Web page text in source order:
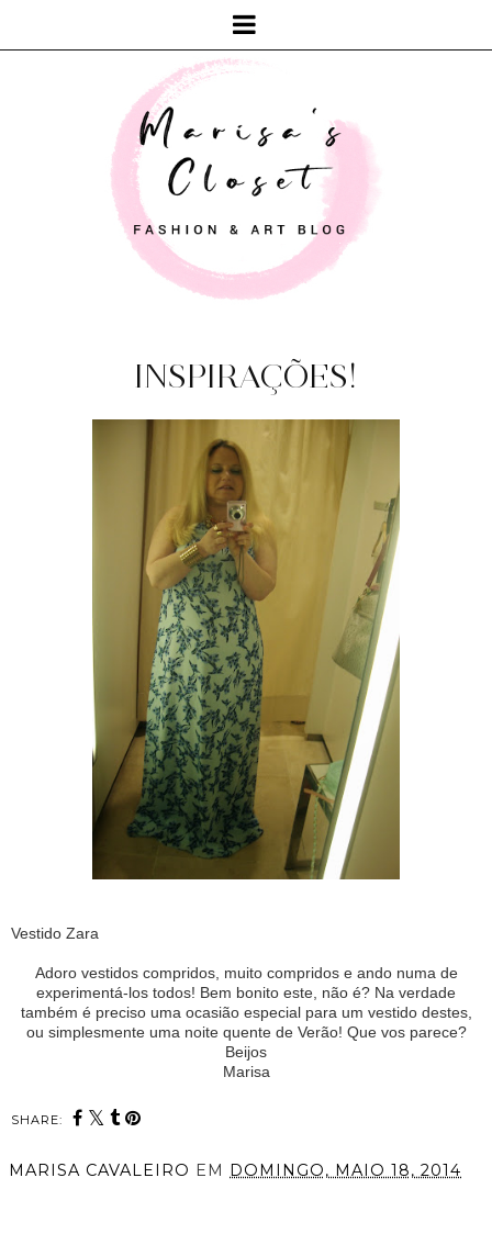
INSPIRAÇÕES!
Vestido Zara
Adoro vestidos compridos, muito compridos e ando numa de
experimentá-los todos! Bem bonito este, não é? Na verdade
também é preciso uma ocasião especial para um vestido destes,
ou simplesmente uma noite quente de Verão! Que vos parece?
Beijos
Marisa
SHARE:
MARISA CAVALEIRO EM DOMINGO, MAIO 18, 2014